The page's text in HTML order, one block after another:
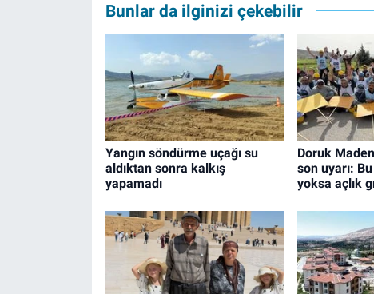
Bunlar da ilginizi çekebilir
Yangın söndürme uçağı su
aldıktan sonra kalkış
yapamadı
Doruk
son uyarı:
yoksa açlık